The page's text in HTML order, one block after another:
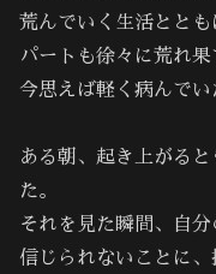
荒んでいく生活とと
パートも徐々に荒れ果
今思えば軽く病んでい
ある朝、起き上がる
た。
それを見た瞬間、自分
信じられないことに